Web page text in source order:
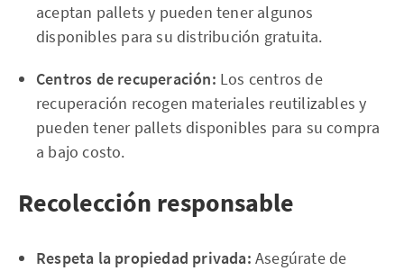
aceptan pallets y pueden tener algunos
disponibles para su distribución gratuita.
Centros de recuperación: Los centros de
recuperación recogen materiales reutilizables y
pueden tener pallets disponibles para su compra
a bajo costo.
Recolección responsable
Respeta la propiedad privada: Asegúrate de